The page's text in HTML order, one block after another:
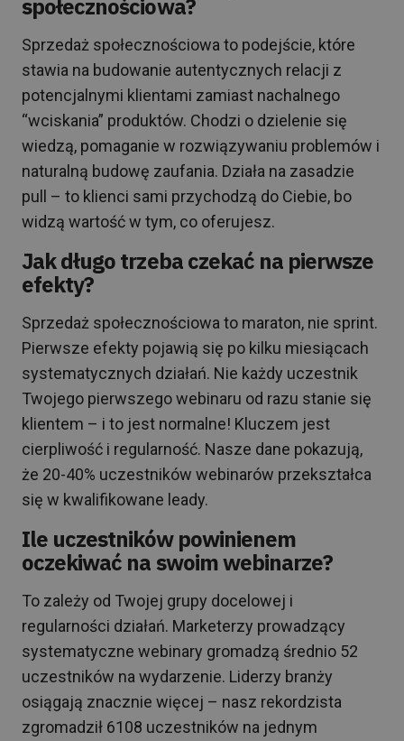
społecznościowa?
Sprzedaż społecznościowa to podejście, które
stawia na budowanie autentycznych relacji z
potencjalnymi klientami zamiast nachalnego
“wciskania” produktów. Chodzi o dzielenie się
wiedzą, pomaganie w rozwiązywaniu problemów i
naturalną budowę zaufania. Działa na zasadzie
pull – to klienci sami przychodzą do Ciebie, bo
widzą wartość w tym, co oferujesz.
Jak długo trzeba czekać na pierwsze
efekty?
Sprzedaż społecznościowa to maraton, nie sprint.
Pierwsze efekty pojawią się po kilku miesiącach
systematycznych działań. Nie każdy uczestnik
Twojego pierwszego webinaru od razu stanie się
klientem – i to jest normalne! Kluczem jest
cierpliwość i regularność. Nasze dane pokazują,
że 20-40% uczestników webinarów przekształca
się w kwalifikowane leady.
Ile uczestników powinienem
oczekiwać na swoim webinarze?
To zależy od Twojej grupy docelowej i
regularności działań. Marketerzy prowadzący
systematyczne webinary gromadzą średnio 52
uczestników na wydarzenie. Liderzy branży
osiągają znacznie więcej – nasz rekordzista
zgromadził 6108 uczestników na jednym